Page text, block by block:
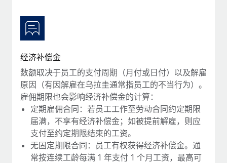
轻松搬迁员工
轻松管理员工福利
What a Workday global payroll implementation
Most teams hear "payroll implementation" and picture a
six-month project with a dedicated team....
了解更多
经济补偿金
数额取决于员工的支付周期（月付或日付）以及解雇
原因（有因解雇在乌拉圭通常指员工的不当行为）。
雇佣期限也会影响经济补偿金的计算：
定期雇佣合同：若员工工作至劳动合同约定期限
届满，不享有经济补偿金；如被提前解雇，则应
支付至约定期限结束的工资。
无固定期限合同：员工有权获得经济补偿金。通
常按连续工龄每满 1 年支付 1 个月工资，最高可